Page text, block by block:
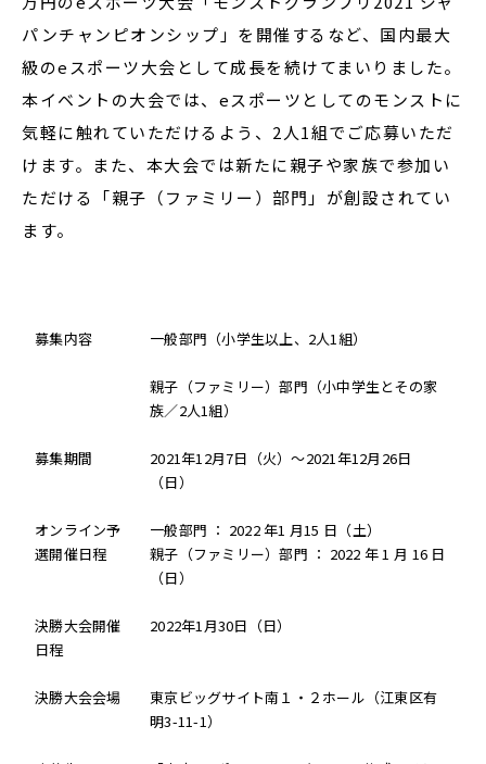
パンチャンピオンシップ」を開催するなど、国内最大
級のeスポーツ大会として成長を続けてまいりました。
本イベントの大会では、eスポーツとしてのモンストに
気軽に触れていただけるよう、2人1組でご応募いただ
けます。また、本大会では新たに親子や家族で参加い
ただける「親子（ファミリー）部門」が創設されてい
ます。
募集内容 一般部門（小学生以上、2人1組）
親子（ファミリー）部門（小中学生とその家
族／2人1組）
募集期間
2021年12月7日（火）～2021年12月26日
（日）
オンライン予
選開催日程
一般部門 ： 2022年1 月15 日（土）
親子（ファミリー）部門 ： 2022 年 1 月 16 日
（日）
決勝大会開催
日程
2022年1月30日（日）
決勝大会会場
東京ビッグサイト南１・２ホール（江東区有
明3-11-1）